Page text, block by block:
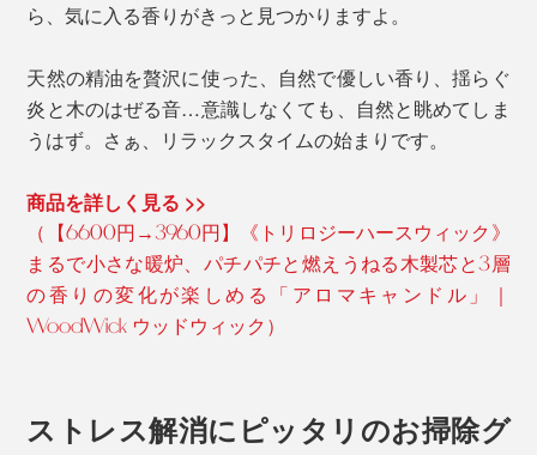
ら、気に入る香りがきっと見つかりますよ。
天然の精油を贅沢に使った、自然で優しい香り、揺らぐ
炎と木のはぜる音…意識しなくても、自然と眺めてしま
うはず。さぁ、リラックスタイムの始まりです。
商品を詳しく見る >>
（【6600円→3960円】《トリロジーハースウィック》
まるで小さな暖炉、パチパチと燃えうねる木製芯と3層
の香りの変化が楽しめる「アロマキャンドル」｜
WoodWick ウッドウィック）
ストレス解消にピッタリのお掃除グ